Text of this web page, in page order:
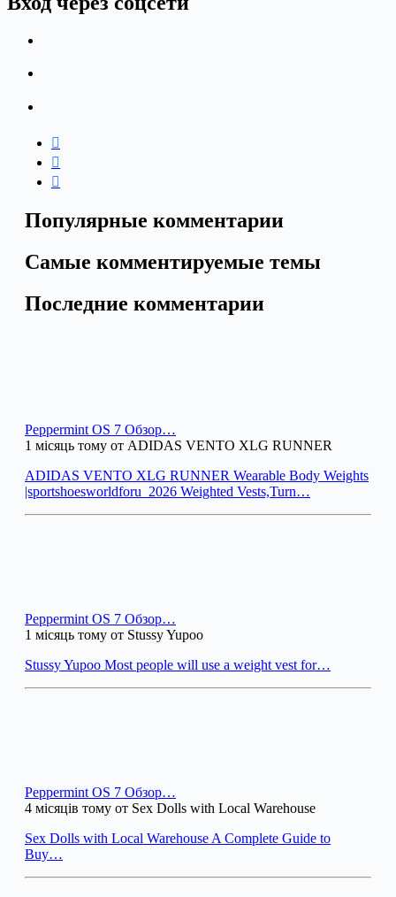
Популярные комментарии
Самые комментируемые темы
Последние комментарии
Peppermint OS 7 Обзор…
1 місяць тому от ADIDAS VENTO XLG RUNNER
ADIDAS VENTO XLG RUNNER Wearable Body Weights
|sportshoesworldforu_2026 Weighted Vests,Turn…
Peppermint OS 7 Обзор…
1 місяць тому от Stussy Yupoo
Stussy Yupoo Most people will use a weight vest for…
Peppermint OS 7 Обзор…
4 місяців тому от Sex Dolls with Local Warehouse
Sex Dolls with Local Warehouse A Complete Guide to
Buy…